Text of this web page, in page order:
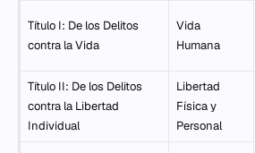
Título I: De los Delitos
contra la Vida
Vida
Humana
Título II: De los Delitos
contra la Libertad
Individual
Libertad
Física y
Personal